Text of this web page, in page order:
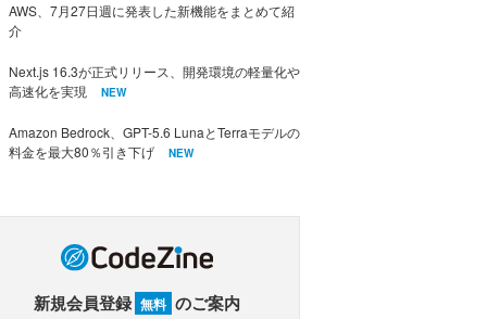
AWS、7月27日週に発表した新機能をまとめて紹
介
Next.js 16.3が正式リリース、開発環境の軽量化や
高速化を実現
NEW
Amazon Bedrock、GPT-5.6 LunaとTerraモデルの
料金を最大80％引き下げ
NEW
新規会員登録 無料 のご案内